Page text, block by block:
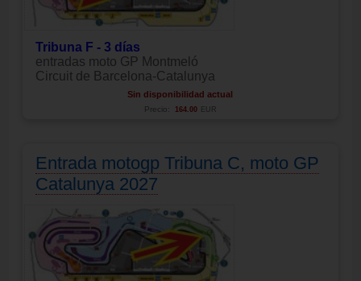
Tribuna F - 3 días
entradas moto GP Montmeló
Circuit de Barcelona-Catalunya
Sin disponibilidad actual
Precio: 164.00 EUR
Entrada motogp Tribuna C, moto GP
Catalunya 2027